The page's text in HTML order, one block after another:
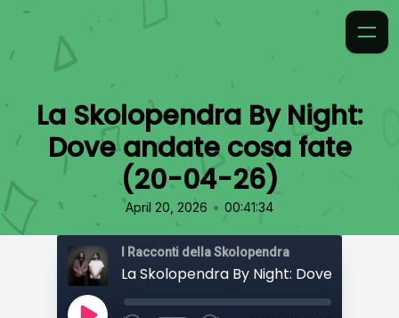
La Skolopendra By Night:
Dove andate cosa fate
(20-04-26)
April 20, 2026 • 00:41:34
I Racconti della Skolopendra